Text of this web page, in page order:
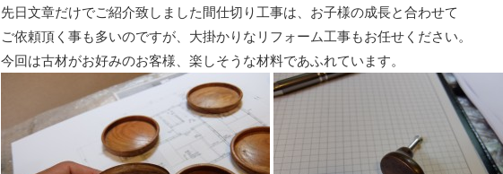
先日文章だけでご紹介致しました間仕切り工事は、お子様の成長と合わせて
ご依頼頂く事も多いのですが、大掛かりなリフォーム工事もお任せください。
今回は古材がお好みのお客様、楽しそうな材料であふれています。